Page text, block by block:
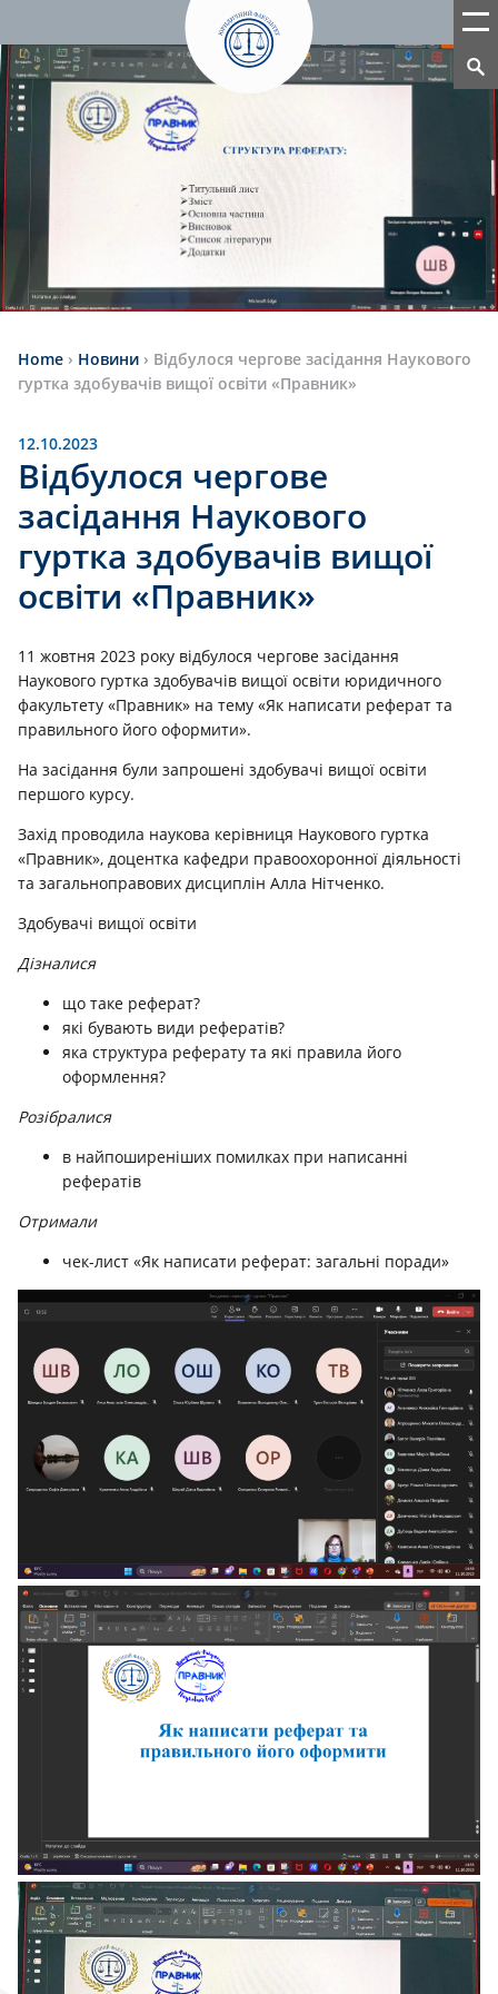
Home › Новини › Відбулося чергове засідання Наукового
гуртка здобувачів вищої освіти «Правник»
12.10.2023
Відбулося чергове
засідання Наукового
гуртка здобувачів вищої
освіти «Правник»
11 жовтня 2023 року відбулося чергове засідання
Наукового гуртка здобувачів вищої освіти юридичного
факультету «Правник» на тему «Як написати реферат та
правильного його оформити».
На засідання були запрошені здобувачі вищої освіти
першого курсу.
Захід проводила наукова керівниця Наукового гуртка
«Правник», доцентка кафедри правоохоронної діяльності
та загальноправових дисциплін Алла Нітченко.
Здобувачі вищої освіти
Дізналися
що таке реферат?
які бувають види рефератів?
яка структура реферату та які правила його
оформлення?
Розібралися
в найпоширеніших помилках при написанні
рефератів
Отримали
чек-лист «Як написати реферат: загальні поради»